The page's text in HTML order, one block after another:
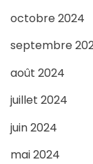
octobre 2024
septembre
août 2024
juillet 2024
juin 2024
mai 2024